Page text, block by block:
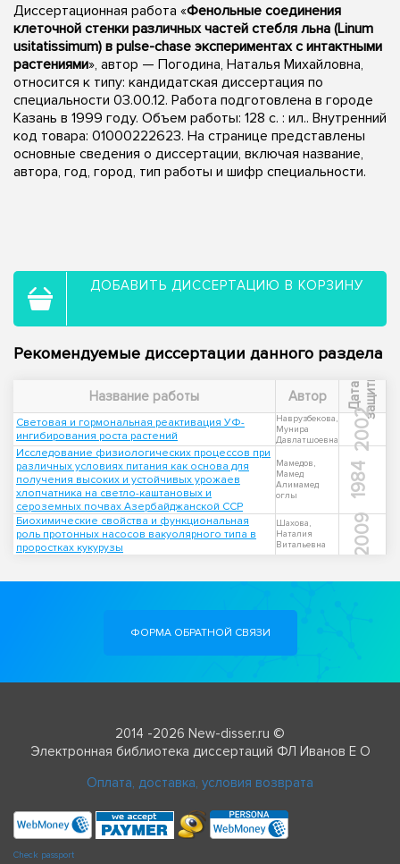
Диссертационная работа «Фенольные соединения
клеточной стенки различных частей стебля льна (Linum
usitatissimum) в pulse-chase экспериментах с интактными
растениями», автор — Погодина, Наталья Михайловна,
относится к типу: кандидатская диссертация по
специальности 03.00.12. Работа подготовлена в городе
Казань в 1999 году. Объем работы: 128 с. : ил.. Внутренний
код товара: 01000222623. На странице представлены
основные сведения о диссертации, включая название,
автора, год, город, тип работы и шифр специальности.
ДОБАВИТЬ ДИССЕРТАЦИЮ В КОРЗИНУ
Рекомендуемые диссертации данного раздела
Название работы Автор Д
а
т
а
з
а
щ
и
ты
Световая и гормональная реактивация УФ-
ингибирования роста растений
Наврузбекова,
Мунира
Давлатшоевна
2002
Исследование физиологических процессов при
различных условиях питания как основа для
получения высоких и устойчивых урожаев
хлопчатника на светло-каштановых и
сероземных почвах Азербайджанской ССР
Мамедов,
Мамед
Алимамед
оглы
1984
Биохимические свойства и функциональная
роль протонных насосов вакуолярного типа в
проростках кукурузы
Шахова,
Наталия
Витальевна
2009
ФОРМА ОБРАТНОЙ СВЯЗИ
2014 -2026 New-disser.ru ©
Электронная библиотека диссертаций ФЛ Иванов Е О
Оплата, доставка, условия возврата
Check passport